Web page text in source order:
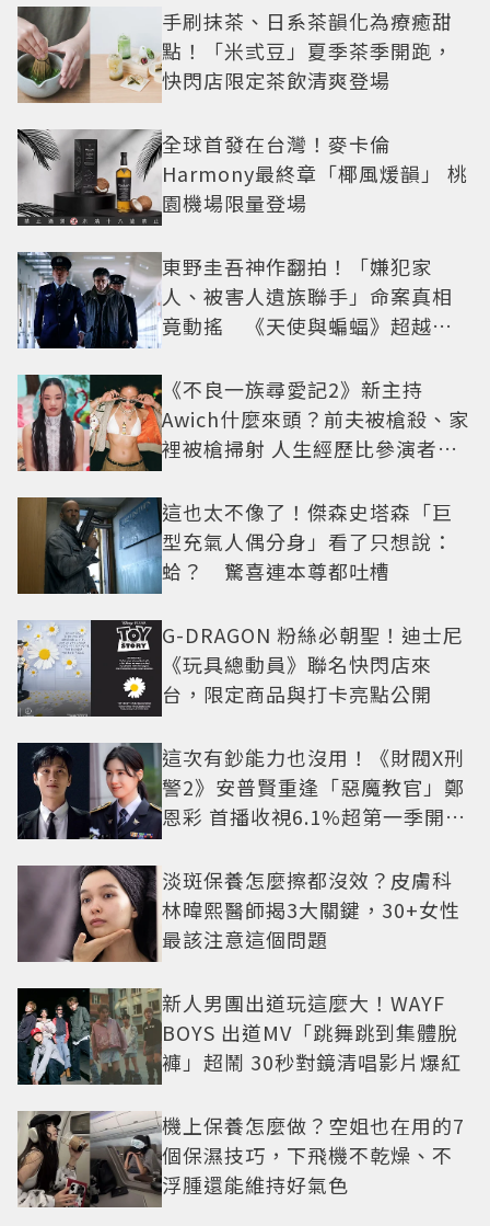
手刷抹茶、日系茶韻化為療癒甜
點！「米弎豆」夏季茶季開跑，
快閃店限定茶飲清爽登場
全球首發在台灣！麥卡倫
Harmony最終章「椰風煖韻」 桃
園機場限量登場
東野圭吾神作翻拍！「嫌犯家
人、被害人遺族聯手」命案真相
竟動搖 《天使與蝙蝠》超越懸
《不良一族尋愛記2》新主持
Awich什麼來頭？前夫被槍殺、家
裡被槍掃射 人生經歷比參演者還
這也太不像了！傑森史塔森「巨
型充氣人偶分身」看了只想說：
蛤？ 驚喜連本尊都吐槽
G-DRAGON 粉絲必朝聖！迪士尼
《玩具總動員》聯名快閃店來
台，限定商品與打卡亮點公開
這次有鈔能力也沒用！《財閥X刑
警2》安普賢重逢「惡魔教官」鄭
恩彩 首播收視6.1%超第一季開紅
淡斑保養怎麼擦都沒效？皮膚科
林暐熙醫師揭3大關鍵，30+女性
最該注意這個問題
新人男團出道玩這麼大！WAYF
BOYS 出道MV「跳舞跳到集體脫
褲」超鬧 30秒對鏡清唱影片爆紅
機上保養怎麼做？空姐也在用的7
個保濕技巧，下飛機不乾燥、不
浮腫還能維持好氣色